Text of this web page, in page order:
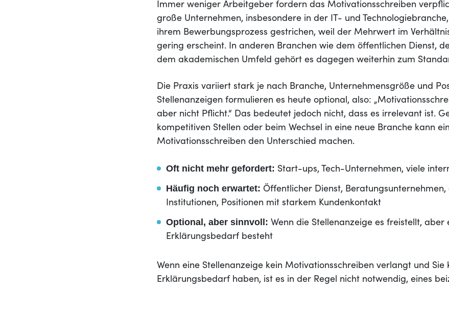
Immer weniger Arbeitgeber fordern das Motivationsschreiben
große Unternehmen, insbesondere in der IT- und
ihrem Bewerbungsprozess gestrichen, weil der Mehrwert im
gering erscheint. In anderen Branchen wie dem öffentlichen Dienst,
dem akademischen Umfeld gehört es dagegen weiterhin zum
Die Praxis variiert stark je nach Branche, Unternehmensgröße und
Stellenanzeigen formulieren es heute optional, also:
aber nicht Pflicht.“ Das bedeutet jedoch nicht, dass es irrelevant ist.
kompetitiven Stellen oder beim Wechsel in eine neue Branche kann
Motivationsschreiben den Unterschied machen.
Oft nicht mehr gefordert: Start-ups, Tech-Unternehmen, viele
Häufig noch erwartet: Öffentlicher Dienst,
Institutionen, Positionen mit starkem Kundenkontakt
Optional, aber sinnvoll: Wenn die Stellenanzeige es freistellt, aber
Erklärungsbedarf besteht
Wenn eine Stellenanzeige kein Motivationsschreiben verlangt und Sie
Erklärungsbedarf haben, ist es in der Regel nicht notwendig, eines